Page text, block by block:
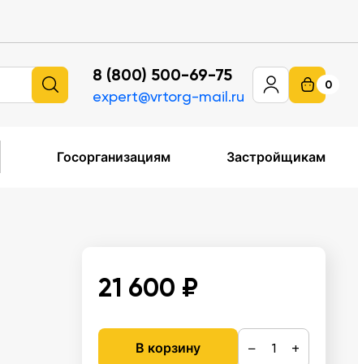
8 (800) 500-69-75
expert@vrtorg-mail.ru
0
Госорганизациям Застройщикам
21 600 ₽
В корзину − +